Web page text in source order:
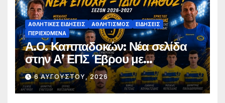
ΑΘΛΗΤΙΚΈΣ ΕΙΔΉΣΕΙΣ ΑΘΛΗΤΙΣΜΌΣ
ΕΙΔΉΣΕΙΣ
ΠΕΡΙΕΧΌΜΕΝΑ
Α.Ο. Καππαδοκών: Νέα σελίδα
στην Α’ ΕΠΣ Έβρου με
φιλοδοξίες, σταθερότητα και
επένδυση στη νέα γενιά
6 ΑΥΓΟΎΣΤΟΥ, 2026